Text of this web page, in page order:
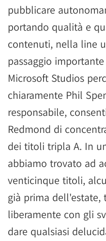
pubblicare
portando qualità e
contenuti, nella line
passaggio
Microsoft Studios
chiaramente Phil
responsabile,
Redmond di
dei titoli tripla A. In
abbiamo trovato ad
venticinque titoli,
già prima dell'estate,
liberamente con gli
dare qualsiasi